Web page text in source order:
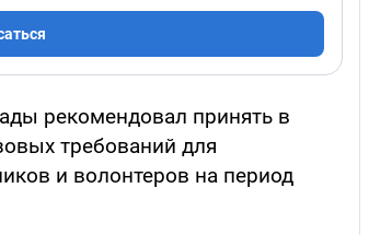
рекомендовал принять в
требований для
и волонтеров на период